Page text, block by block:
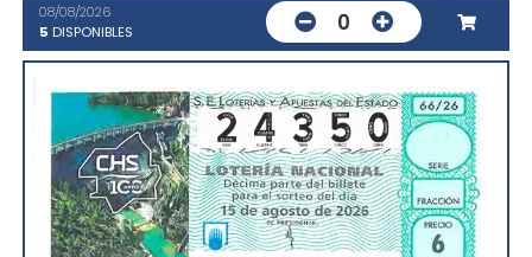
08/08/2026
5 DISPONIBLES 0